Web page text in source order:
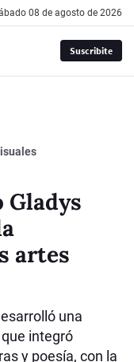
08 de agosto de 2026
Suscribite
Gladys
artes
una
integró
y poesía, con la